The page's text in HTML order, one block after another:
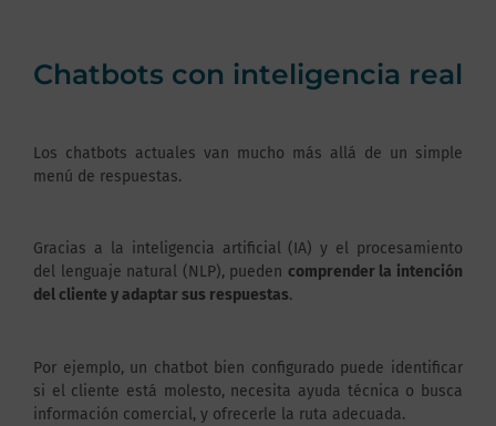
Chatbots con inteligencia real
Los chatbots actuales van mucho más allá de un simple
menú de respuestas.
Gracias a la inteligencia artificial (IA) y el procesamiento
del lenguaje natural (NLP), pueden comprender la intención
del cliente y adaptar sus respuestas.
Por ejemplo, un chatbot bien configurado puede identificar
si el cliente está molesto, necesita ayuda técnica o busca
información comercial, y ofrecerle la ruta adecuada.